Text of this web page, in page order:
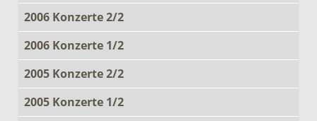
2006 Konzerte 2/2
2006 Konzerte 1/2
2005 Konzerte 2/2
2005 Konzerte 1/2